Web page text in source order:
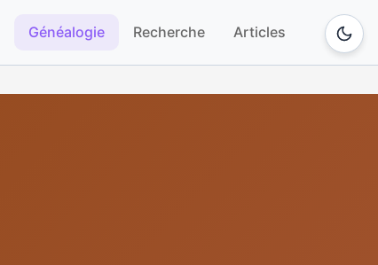
Généalogie Recherche Articles